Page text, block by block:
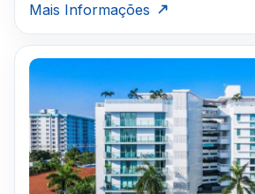
Mais Informações